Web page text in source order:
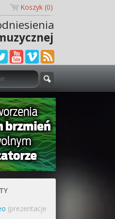
Koszyk (0)
(prezentacje